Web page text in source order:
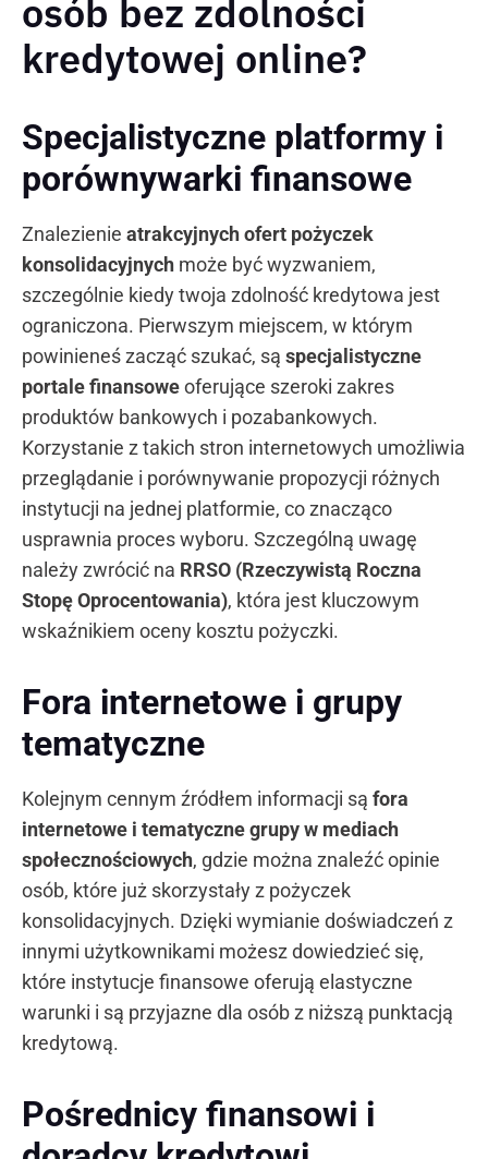
osób bez zdolności
kredytowej online?
Specjalistyczne platformy i
porównywarki finansowe
Znalezienie atrakcyjnych ofert pożyczek
konsolidacyjnych może być wyzwaniem,
szczególnie kiedy twoja zdolność kredytowa jest
ograniczona. Pierwszym miejscem, w którym
powinieneś zacząć szukać, są specjalistyczne
portale finansoweoferujące szeroki zakres
produktów bankowych i pozabankowych.
Korzystanie z takich stron internetowych umożliwia
przeglądanie i porównywanie propozycji różnych
instytucji na jednej platformie, co znacząco
usprawnia proces wyboru. Szczególną uwagę
należy zwrócić na RRSO (Rzeczywistą Roczna
Stopę Oprocentowania), która jest kluczowym
wskaźnikiem oceny kosztu pożyczki.
Fora internetowe i grupy
tematyczne
Kolejnym cennym źródłem informacji są fora
internetowe i tematyczne grupy w mediach
społecznościowych, gdzie można znaleźć opinie
osób, które już skorzystały z pożyczek
konsolidacyjnych. Dzięki wymianie doświadczeń z
innymi użytkownikami możesz dowiedzieć się,
które instytucje finansowe oferują elastyczne
warunki i są przyjazne dla osób z niższą punktacją
kredytową.
Pośrednicy finansowi i